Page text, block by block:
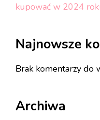
kupować w 2024
Najnowsze
Brak komentarzy do
Archiwa